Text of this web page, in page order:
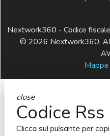
Nextwork360 - Codice
- © 2026 Nextwork360.
close
Codice Rss
Clicca sul pulsante per